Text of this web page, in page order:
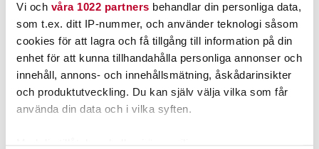
Vi och våra 1022 partners behandlar din personliga data,
som t.ex. ditt IP-nummer, och använder teknologi såsom
cookies för att lagra och få tillgång till information på din
enhet för att kunna tillhandahålla personliga annonser och
innehåll, annons- och innehållsmätning, åskådarinsikter
och produktutveckling. Du kan själv välja vilka som får
använda din data och i vilka syften.
GARMIN
Garmin STRIKER Vivid 9sv
med GT52-givare - ekolod
Nuvarande pris:
5 849,00 kr Tidigare pris:
8 049,00 kr
5 849,00 kr
8 049,00 kr
FLER ÄN 6 ST KVAR
LÄGG I VARUKORGEN
DAIWA
Daiwa Prorex Treble Hook
T30 (6-10st/fp)
Nuvarande pris
35,00 krTidigare pris:
44,00 kr
35,00 kr
44,00 kr
FINNS I LAGER.